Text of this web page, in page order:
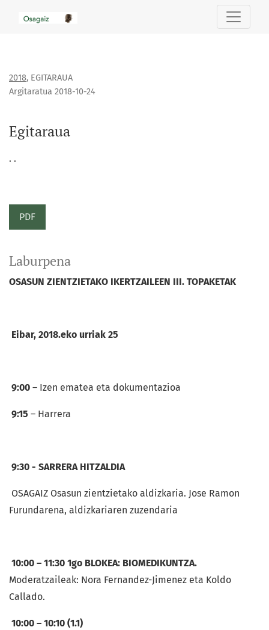
2018, EGITARAUA
Egitaraua
Argitaratua 2018-10-24
. .
PDF
Laburpena
OSASUN ZIENTZIETAKO IKERTZAILEEN III. TOPAKETAK
Eibar, 2018.eko urriak 25
9:00 – Izen ematea eta dokumentazioa
9:15 – Harrera
9:30 - SARRERA HITZALDIA
OSAGAIZ Osasun zientzietako aldizkaria. Jose Ramon
Furundarena, aldizkariaren zuzendaria
10:00 – 11:30 1go BLOKEA: BIOMEDIKUNTZA.
Moderatzaileak: Nora Fernandez-Jimenez eta Koldo
Callado.
10:00 – 10:10 (1.1)